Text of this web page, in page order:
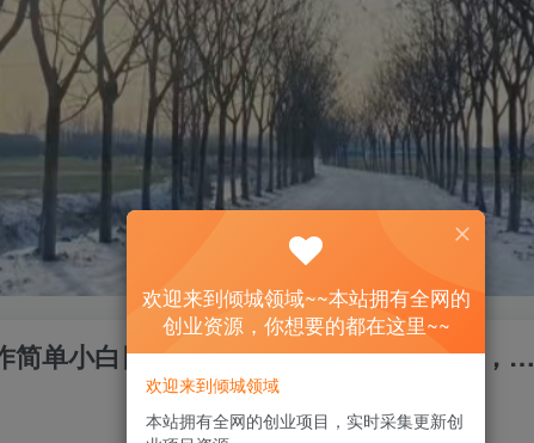
简单小白日入2000+，一键托管代发视频，…
欢迎来到倾城领域~~本站拥有全网的
创业资源，你想要的都在这里~~
欢迎来到倾城领域
本站拥有全网的创业项目，实时采集更新创